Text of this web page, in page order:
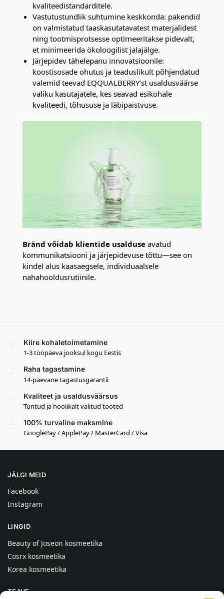
kvaliteedistandarditele.
Vastutustundlik suhtumine keskkonda: pakendid
on valmistatud taaskasutatavatest materjalidest
ning tootmisprotsesse optimeeritakse pidevalt,
et minimeerida ökoloogilist jalajälge.
Järjepidev tähelepanu innovatsioonile:
koostisosade ohutus ja teaduslikult põhjendatud
valemid teevad EQQUALBERRY’st usaldusväärse
valiku kasutajatele, kes seavad esikohale
kvaliteedi, tõhususe ja läbipaistvuse.
Bränd võidab klientide usalduse avatud
kommunikatsiooni ja järjepidevuse tõttu—see on
kindel alus kaasaegsele, individuaalsele
nahahooldusrutiinile.
Kiire kohaletoimetamine
1-3 tööpäeva jooksul kogu Eestis
Raha tagastamine
14-päevane tagastusgarantii
Kvaliteet ja usaldusväärsus
Tuntud ja hoolikalt valitud tooted
100% turvaline maksmine
GooglePay / ApplePay / MasterCard / Visa
JÄLGI MEID
Facebook
Instagram
LINGID
Beauty of Joseon kosmeetika
Cosrx kosmeetika
Korea kosmeetika
TEAVE